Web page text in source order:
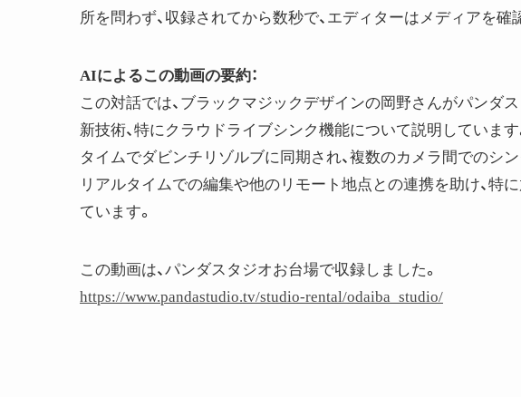
所を問わず、収録されてから数秒で、エディターはメディアを確
AIによるこの動画の要約：
この対話では、ブラックマジックデザインの岡野さんがパンダ
新技術、特にクラウドライブシンク機能について説明していま
タイムでダビンチリゾルブに同期され、複数のカメラ間でのシ
リアルタイムでの編集や他のリモート地点との連携を助け、特
ています。
この動画は、パンダスタジオお台場で収録しました。
https://www.pandastudio.tv/studio-rental/odaiba_studio/